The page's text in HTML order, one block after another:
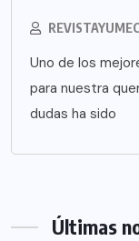
Uno de los
para nuestra
dudas ha sido
Últimas